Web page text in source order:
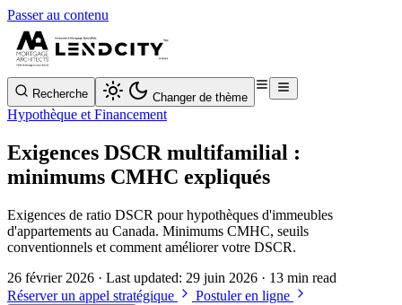
Passer au contenu
Recherche Changer de thème
Hypothèque et Financement
Exigences DSCR multifamilial :
minimums CMHC expliqués
Exigences de ratio DSCR pour hypothèques d'immeubles
d'appartements au Canada. Minimums CMHC, seuils
conventionnels et comment améliorer votre DSCR.
26 février 2026 · Last updated: 29 juin 2026 · 13 min read
Réserver un appel stratégique
Postuler en ligne